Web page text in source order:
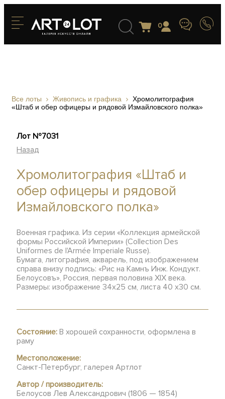
0
Все лоты Живопись и графика
Хромолитография
«Штаб и обер офицеры и рядовой Измайловского полка»
Лот №7031
Назад
Хромолитография «Штаб и
обер офицеры и рядовой
Измайловского полка»
Военная графика. Из серии «Коллекция армейской
формы Российской Империи» (Collection Des
Uniformes de l'Armée Imperiale Russe).
Бумага, литография, акварель, под изображением
справа внизу подпись: «Рис на Камнъ Инж. Кондукт.
Белоусовъ», Россия, первая половина XIX века.
Размеры: изображение 34х25 см, листа 40 х30 см.
Состояние: В хорошей сохранности, оформлена в
раму
Местоположение:
Санкт-Петербург, галерея Артлот
Автор / производитель:
Белоусов Лев Александрович (1806 — 1854)